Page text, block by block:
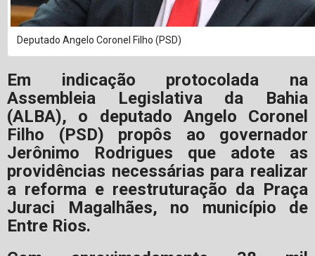
Deputado Angelo Coronel Filho (PSD)
Em indicação protocolada na
Assembleia Legislativa da Bahia
(ALBA), o deputado Angelo Coronel
Filho (PSD) propôs ao governador
Jerônimo Rodrigues que adote as
providências necessárias para realizar
a reforma e reestruturação da Praça
Juraci Magalhães, no município de
Entre Rios.